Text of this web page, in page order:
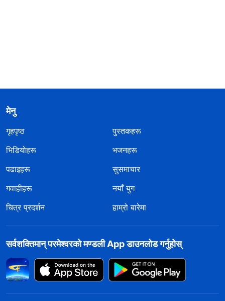
मेनु
गृहपृष्ठ
पुस्तकहरू
भिडियोहरू
भजनहरू
पढाइहरू
सुसमाचार
गवाहीहरू
नयाँ युग
चित्र प्रदर्शन
हाम्रो बारेमा
सर्वशक्तिमान्‌ परमेश्‍वरको मण्डली App डाउनलोड गर्नुहोस्